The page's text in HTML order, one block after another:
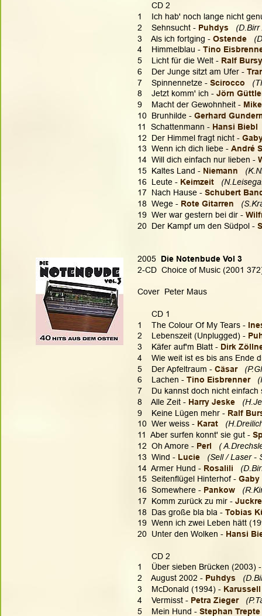
      CD 2
1    Ich hab' noch lange nicht
2    Sehnsucht - Puhdys
(D.Birr
3    Als ich fortging - Ostende
4    Himmelblau - Tino
5    Licht für die Welt - Ralf Bursy
6    Der Junge sitzt am Ufer -
7    Spinnennetze - Scirocco
8    Jetzt komm' ich - Jörn
9    Macht der Gewohnheit -
10  Brunhilde - Gerhard
11  Schattenmann - Hansi Biebl
12  Der Himmel fragt nicht -
13  Wenn ich dich liebe - André
14  Will dich einfach nur lieben -
15  Kaltes Land - Niemann
16  Leute - Keimzeit
17  Nach Hause - Schubert
18  Wege - Rote Gitarren
19  Wer war gestern bei dir -
20  Der Kampf um den Südpol -
2005 Die Notenbude Vol 3
2-CD  Choice of Music (2001
Cover  Peter Maus
      CD 1
1    The Colour Of My Tears -
2    Lebenszeit (Unplugged) -
3    Käfer auf'm Blatt - Dirk
4    Wie weit ist es bis ans Ende
5    Der Apfeltraum - Cäsar
6    Lachen - Tino Eisbrenner
7    Du kannst doch nicht
8    Alle Zeit - Harry Jeske
9    Keine Lügen mehr - Ralf
10  Wer weiss - Karat
11  Aber surfen konnt' sie gut -
12  Oh Amore - Perl
(
13  Wind - Lucie
(Sell / Laser -
14  Armer Hund - Rosalili
15  Seitenflügel Hinterhof - Gaby
16  Somewhere - Pankow
17  Komm zurück zu mir -
18  Das große bla bla - Tobias
19  Wenn ich zwei Leben hätt
20  Unter den Wolken - Hansi
      CD 2
1    Über sieben Brücken (2003)
2    August 2002 - Puhdys
3    McDonald (1994) -
4    Vermisst - Petra Zieger
5    Mein Hund - Stephan Trepte